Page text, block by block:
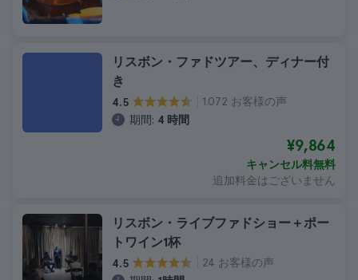
リスボン・ファドツアー、ディナー付
き
4.5
1.072 お客様の声
期間: 4 時間
¥9,864
キャンセル料無料
追加料金はございません
リスボン・ライブファドショー＋ポー
トワイン1杯
4.5
24 お客様の声